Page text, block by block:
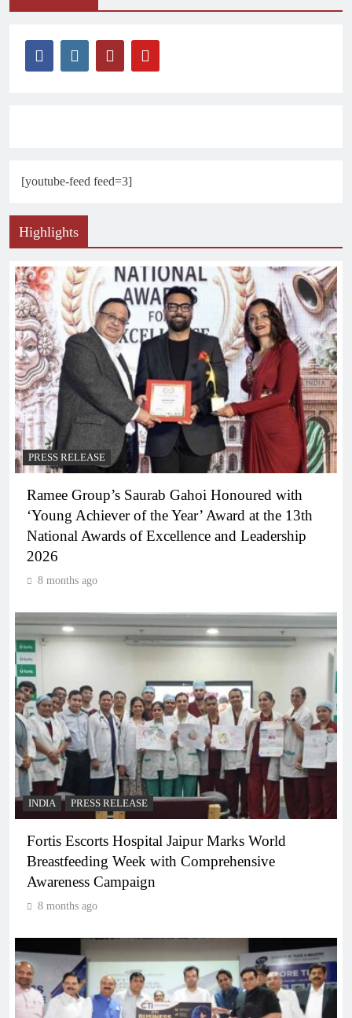
[youtube-feed feed=3]
Highlights
PRESS RELEASE
Ramee Group’s Saurab Gahoi Honoured with
‘Young Achiever of the Year’ Award at the 13th
National Awards of Excellence and Leadership
2026
8 months ago
INDIA PRESS RELEASE
Fortis Escorts Hospital Jaipur Marks World
Breastfeeding Week with Comprehensive
Awareness Campaign
8 months ago